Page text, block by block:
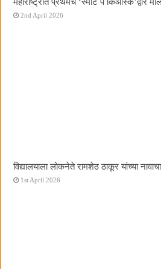
2nd April 2026
विद्यालयाला लोकनेते रामशेठ ठाकूर यांच्या
1st April 2026